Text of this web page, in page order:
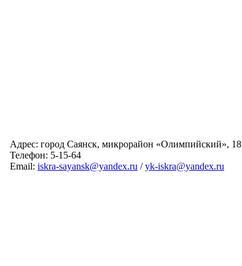
Адрес: город Саянск, микрорайон «Олимпийский», 18
Телефон: 5-15-64
Email: iskra-sayansk@yandex.ru /yk-iskra@yandex.ru